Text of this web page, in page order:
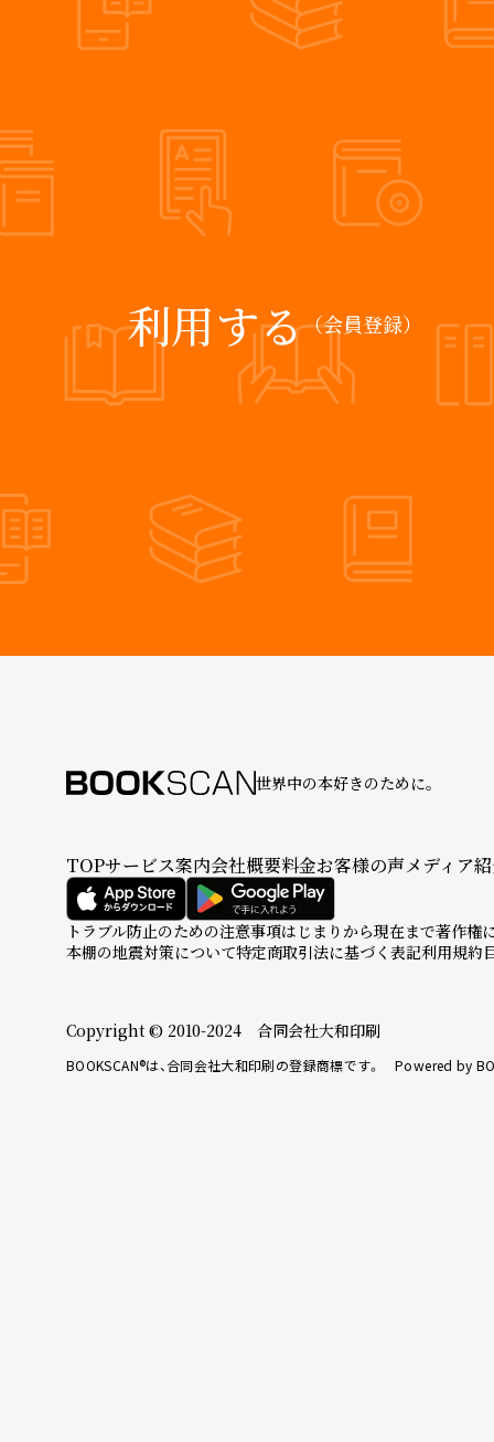
利用する（会員登録）
世界中の本好きのために。
TOPサービス案内会社概要料金お客様の声メディア
トラブル防止のための注意事項はじまりから現在まで著作権
本棚の地震対策について特定商取引法に基づく表記利用規約
Copyright © 2010-2024 合同会社大和印刷
BOOKSCAN®は、合同会社大和印刷の登録商標です。 Powered by